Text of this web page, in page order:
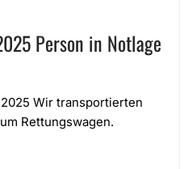
Person in Notlage
Wir transportierten
Rettungswagen.